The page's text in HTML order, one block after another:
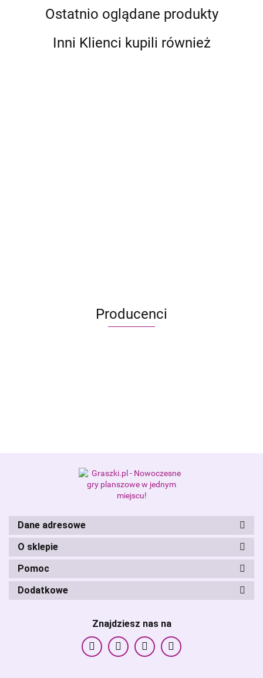
Ostatnio oglądane produkty
Inni Klienci kupili również
Producenci
Alis Games – producent gier
planszowych i RPG
Dane adresowe
O sklepie
Pomoc
Dodatkowe
Znajdziesz nas na